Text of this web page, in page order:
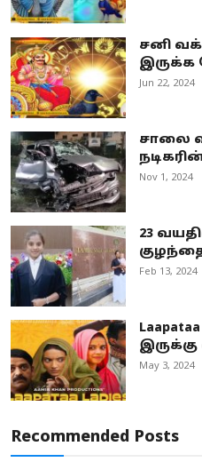
சனி
இருக்க
Jun 22, 2024
சாலை
Nov 1, 2024
23
Feb 13, 2024
May 3, 2024
Recommended Posts